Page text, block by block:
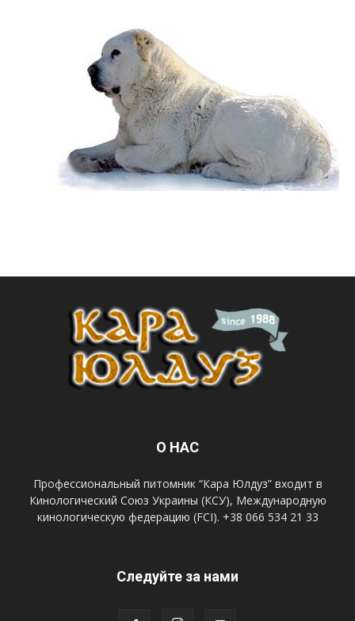
О НАС
Профессиональный питомник “Кара Юлдуз” входит в
Кинологический Союз Украины (КСУ), Международную
кинологическую федерацию (FCI). +38 066 534 21 33
Следуйте за нами